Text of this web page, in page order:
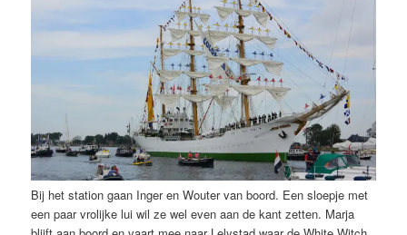
Bij het station gaan Inger en Wouter van boord. Een sloepje met
een paar vrolijke lui wil ze wel even aan de kant zetten. Marja